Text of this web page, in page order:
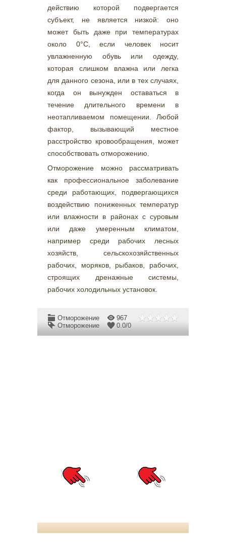
действию которой подвергается
субъект, не является низкой: оно
может быть даже при температурах
около 0°С, если человек носит
увлажненную обувь или одежду,
которая слишком влажна или легка
для данного сезона, или в тех случаях,
когда он вынужден оставаться в
течение длительного времени в
неотапливаемом помещении. Любой
фактор, вызывающий местное
расстройство кровообращения, может
способствовать отморожению.
Отморожение можно рассматривать
как профессиональное заболевание
среди работающих, подвергающихся
воздействию пониженных температур
или влажности в районах с суровым
или даже умеренным климатом,
например среди рабочих лесных
хозяйств, сельскохозяйственных
рабочих, моряков, рыбаков, рабочих,
строящих дренажные системы,
рабочих холодильных установок.
Отморожение
967
Отморожение
0.0/0